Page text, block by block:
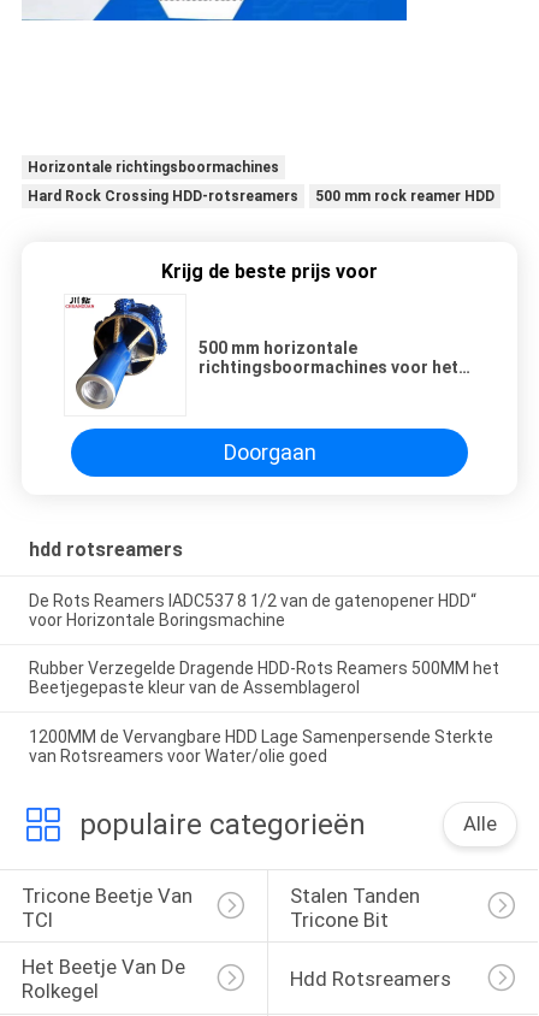
Horizontale richtingsboormachines
Hard Rock Crossing HDD-rotsreamers
500 mm rock reamer HDD
Krijg de beste prijs voor
500 mm horizontale
richtingsboormachines voor het
Doorgaan
hdd rotsreamers
De Rots Reamers IADC537 8 1/2 van de gatenopener HDD“
voor Horizontale Boringsmachine
Rubber Verzegelde Dragende HDD-Rots Reamers 500MM het
Beetjegepaste kleur van de Assemblagerol
1200MM de Vervangbare HDD Lage Samenpersende Sterkte
van Rotsreamers voor Water/olie goed
populaire categorieën Alle
Tricone Beetje Van
TCI
Stalen Tanden
Tricone Bit
Het Beetje Van De
Rolkegel
Hdd Rotsreamers